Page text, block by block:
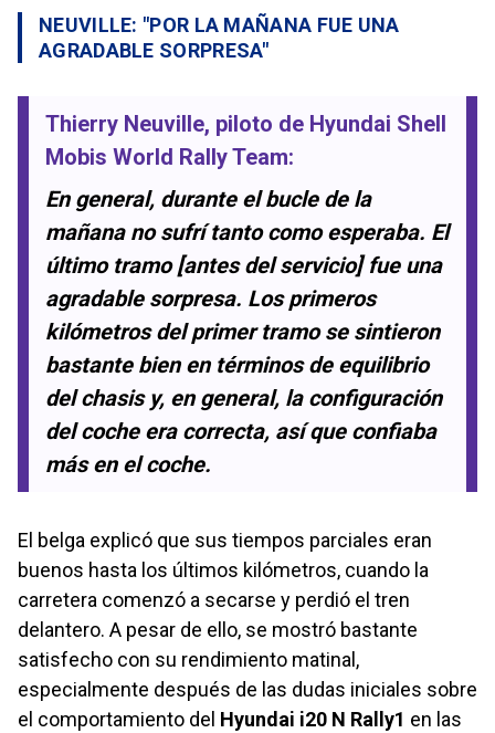
NEUVILLE: "POR LA MAÑANA FUE UNA
AGRADABLE SORPRESA"
Thierry Neuville, piloto de Hyundai Shell
Mobis World Rally Team:
En general, durante el bucle de la
mañana no sufrí tanto como esperaba. El
último tramo [antes del servicio] fue una
agradable sorpresa. Los primeros
kilómetros del primer tramo se sintieron
bastante bien en términos de equilibrio
del chasis y, en general, la configuración
del coche era correcta, así que confiaba
más en el coche.
El belga explicó que sus tiempos parciales eran
buenos hasta los últimos kilómetros, cuando la
carretera comenzó a secarse y perdió el tren
delantero. A pesar de ello, se mostró bastante
satisfecho con su rendimiento matinal,
especialmente después de las dudas iniciales sobre
el comportamiento del Hyundai i20 N Rally1 en las